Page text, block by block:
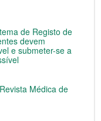
de Registo de
devem
e submeter-se a
Médica de